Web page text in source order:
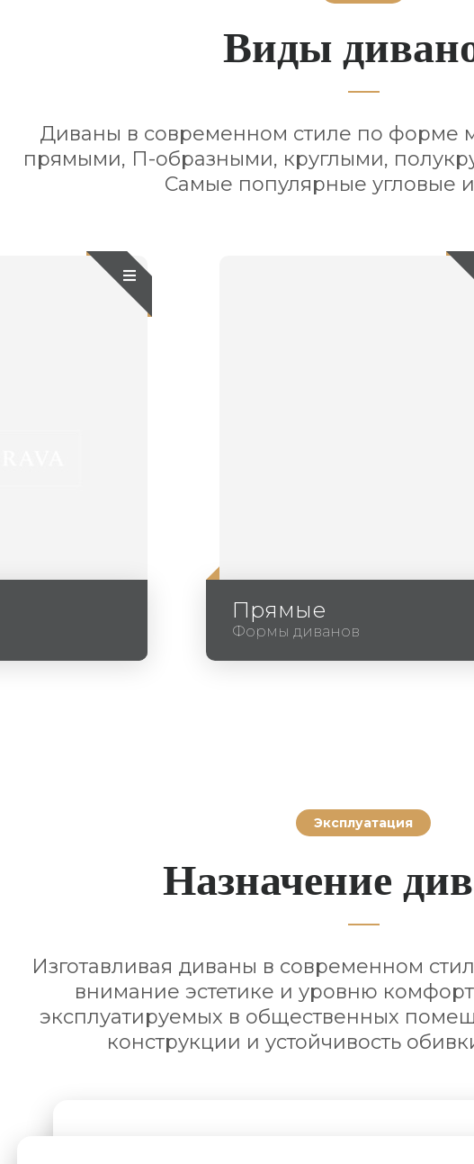
Виды
Диваны в современном стиле по форме
прямыми, П-образными, круглыми,
Самые популярные угловые
Прямые
Формы диванов
Эксплуатация
Назначение
Изготавливая диваны в современном
внимание эстетике и уровню
эксплуатируемых в общественных
конструкции и устойчивость